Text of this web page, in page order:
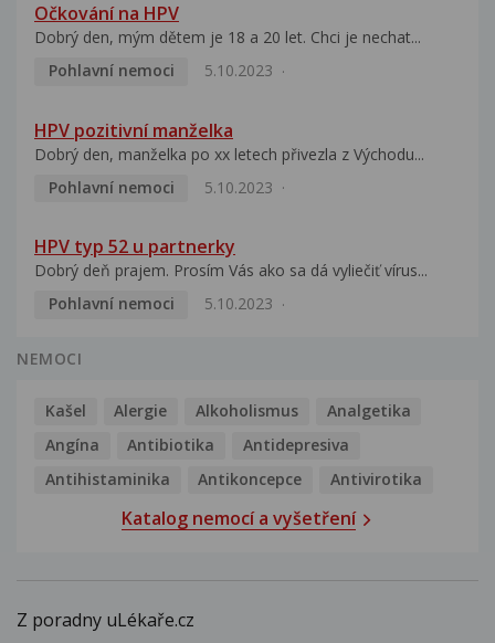
Očkování na HPV
Dobrý den, mým dětem je 18 a 20 let. Chci je nechat...
Pohlavní nemoci
5.10.2023
HPV pozitivní manželka
Dobrý den, manželka po xx letech přivezla z Východu...
Pohlavní nemoci
5.10.2023
HPV typ 52 u partnerky
Dobrý deň prajem. Prosím Vás ako sa dá vyliečiť vírus...
Pohlavní nemoci
5.10.2023
NEMOCI
Kašel Alergie Alkoholismus
Analgetika
Angína
Antibiotika
Antidepresiva
Antihistaminika
Antikoncepce Antivirotika
Katalog nemocí a vyšetření
Z poradny uLékaře.cz